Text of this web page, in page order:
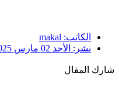
الكاتب: makal
نشر: الأحد 02 مارس 2025 [22:58 مساءً] بتوقيت الجزائر
شارك المقال